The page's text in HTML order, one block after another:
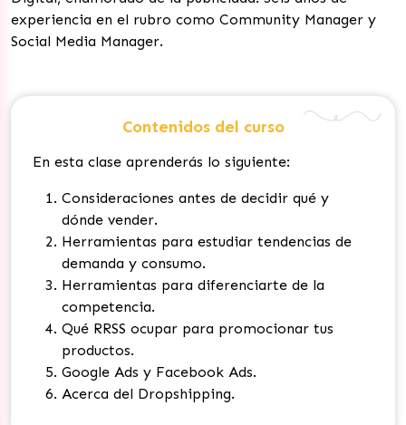
experiencia en el rubro como Community Manager y
Social Media Manager.
Contenidos del curso
En esta clase aprenderás lo siguiente:
Consideraciones antes de decidir qué y
dónde vender.
Herramientas para estudiar tendencias de
demanda y consumo.
Herramientas para diferenciarte de la
competencia.
Qué RRSS ocupar para promocionar tus
productos.
Google Ads y Facebook Ads.
Acerca del Dropshipping.